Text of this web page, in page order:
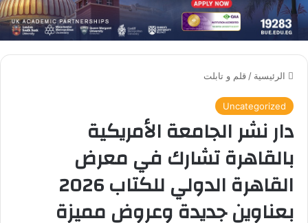
الرئيسية / قلم و تابلت
Uncategorized
دار نشر الجامعة الأمريكية
بالقاهرة تشارك في معرض
القاهرة الدولي للكتاب 2026
بعناوين جديدة وعروض مميزة